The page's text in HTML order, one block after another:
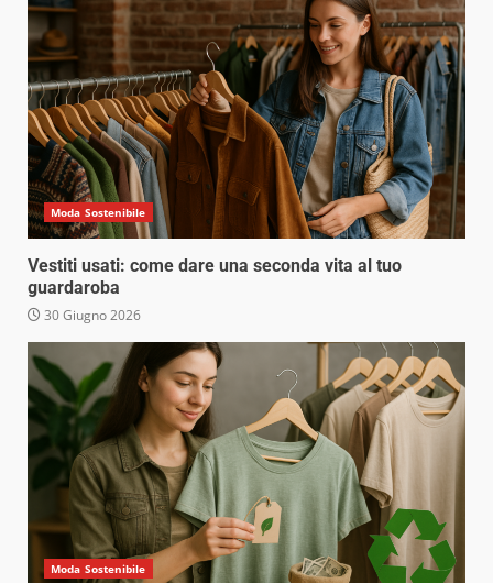
Moda Sostenibile
Vestiti usati: come dare una seconda vita al tuo
guardaroba
30 Giugno 2026
Moda Sostenibile